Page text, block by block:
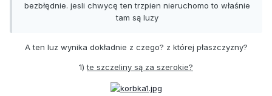
bezbłędnie. jesli chwycę ten trzpien nieruchomo to właśnie
tam są luzy
A ten luz wynika dokładnie z czego? z której płaszczyzny?
1)te szczeliny są za szerokie?